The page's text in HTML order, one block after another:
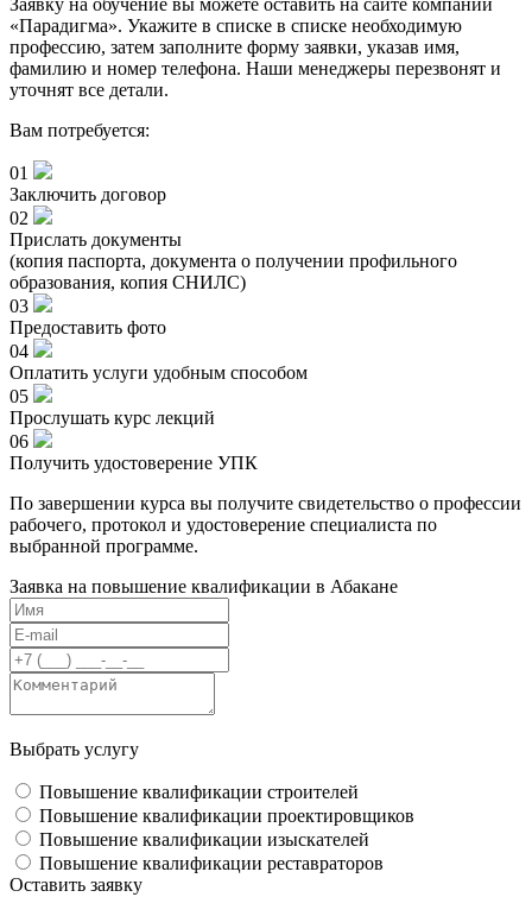
Заявку на обучение вы можете оставить на сайте компании
«Парадигма». Укажите в списке в списке необходимую
профессию, затем заполните форму заявки, указав имя,
фамилию и номер телефона. Наши менеджеры перезвонят и
уточнят все детали.
Вам потребуется:
01
Заключить договор
02
Прислать документы
(копия паспорта, документа о получении профильного
образования, копия СНИЛС)
03
Предоставить фото
04
Оплатить услуги удобным способом
05
Прослушать курс лекций
06
Получить удостоверение УПК
По завершении курса вы получите свидетельство о профессии
рабочего, протокол и удостоверение специалиста по
выбранной программе.
Заявка на повышение квалификации в Абакане
Выбрать услугу
Повышение квалификации строителей
Повышение квалификации проектировщиков
Повышение квалификации изыскателей
Повышение квалификации реставраторов
Оставить заявку